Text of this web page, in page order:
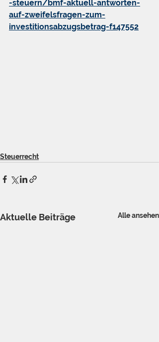
-steuern/bmf-aktuell-antworten-
auf-zweifelsfragen-zum-
investitionsabzugsbetrag-f147552
Steuerrecht
Aktuelle Beiträge Alle ansehen